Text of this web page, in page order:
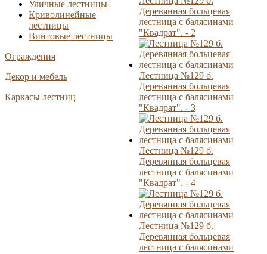
Уличные лестницы
Криволинейные
лестницы
Винтовые лестницы
Ограждения
Декор и мебель
Каркасы лестниц
Деревянная больцевая
лестница с балясинами
"Квадрат". - 2
Лестница №129 б.
Деревянная больцевая
лестница с балясинами
"Квадрат". - 3
Лестница №129 б.
Деревянная больцевая
лестница с балясинами
"Квадрат". - 4
Лестница №129 б.
Деревянная больцевая
лестница с балясинами